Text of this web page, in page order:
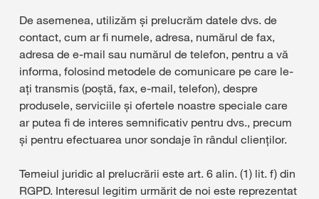
De asemenea, utilizăm și prelucrăm datele dvs. de
contact, cum ar fi numele, adresa, numărul de fax,
adresa de e-mail sau numărul de telefon, pentru a vă
informa, folosind metodele de comunicare pe care le-
ați transmis (poștă, fax, e-mail, telefon), despre
produsele, serviciile și ofertele noastre speciale care
ar putea fi de interes semnificativ pentru dvs., precum
și pentru efectuarea unor sondaje în rândul clienților.
Temeiul juridic al prelucrării este art. 6 alin. (1) lit. f) din
RGPD. Interesul legitim urmărit de noi este reprezentat